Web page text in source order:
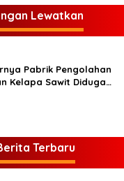
Lewatkan
Pabrik Pengolahan
Kelapa Sawit Diduga
Terbaru